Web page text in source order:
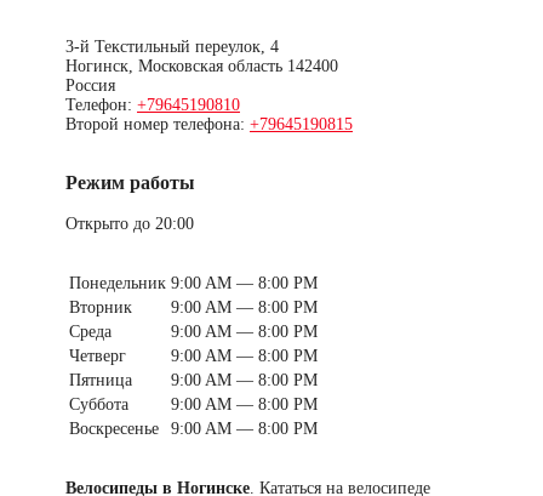
3-й Текстильный переулок, 4
Ногинск Московская область 142400
Россия
Телефон: +79645190810
Второй номер телефона: +79645190815
Режим работы
Открыто до 20:00
Понедельник 9:00 AM — 8:00 PM
Вторник
9:00 AM — 8:00 PM
Среда
9:00 AM — 8:00 PM
Четверг
9:00 AM — 8:00 PM
Пятница
9:00 AM — 8:00 PM
Суббота
9:00 AM — 8:00 PM
Воскресенье
9:00 AM — 8:00 PM
Велосипеды в Ногинске. Кататься на велосипеде